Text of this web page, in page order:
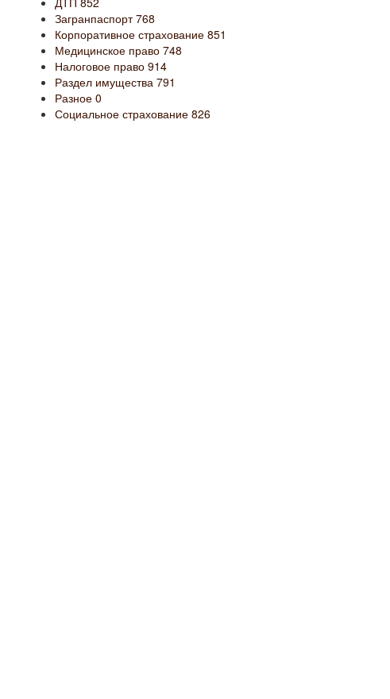
Загранпаспорт768
Корпоративное страхование 851
Медицинское право 748
Налоговое право 914
Раздел имущества 791
Разное 0
Социальное страхование 826